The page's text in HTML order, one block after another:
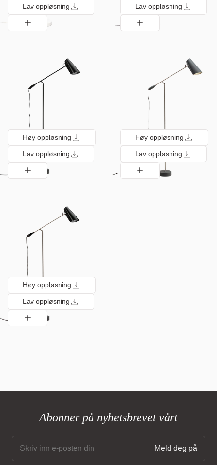
Lav oppløsning Lav oppløsning
Høy oppløsning
Lav oppløsning
Høy oppløsning
Lav oppløsning
Høy oppløsning
Lav oppløsning
Abonner på nyhetsbrevet vårt